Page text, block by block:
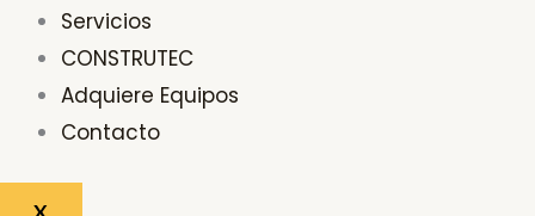
Servicios
CONSTRUTEC
Adquiere Equipos
Contacto